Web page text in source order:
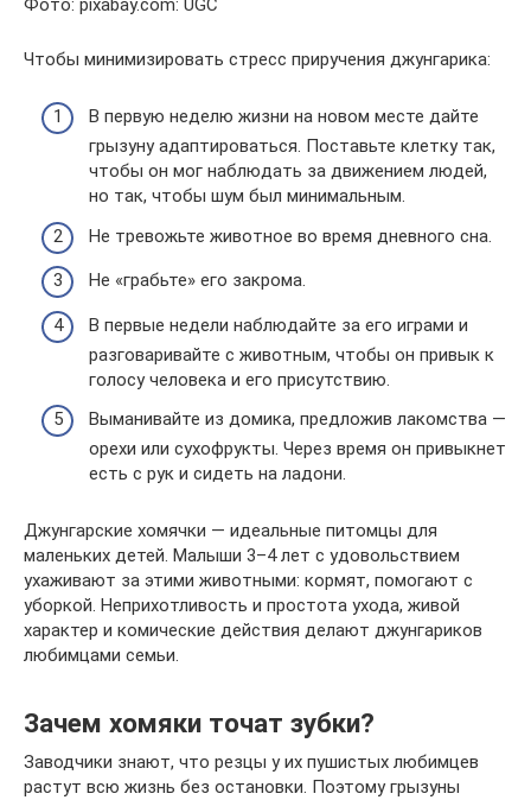
Фото: pixabay.com: UGC
Чтобы минимизировать стресс приручения джунгарика:
В первую неделю жизни на новом месте дайте
грызуну адаптироваться. Поставьте клетку так,
чтобы он мог наблюдать за движением людей,
но так, чтобы шум был минимальным.
Не тревожьте животное во время дневного сна.
Не «грабьте» его закрома.
В первые недели наблюдайте за его играми и
разговаривайте с животным, чтобы он привык к
голосу человека и его присутствию.
Выманивайте из домика, предложив лакомства —
орехи или сухофрукты. Через время он привыкнет
есть с рук и сидеть на ладони.
Джунгарские хомячки — идеальные питомцы для
маленьких детей. Малыши 3–4 лет с удовольствием
ухаживают за этими животными: кормят, помогают с
уборкой. Неприхотливость и простота ухода, живой
характер и комические действия делают джунгариков
любимцами семьи.
Зачем хомяки точат зубки?
Заводчики знают, что резцы у их пушистых любимцев
растут всю жизнь без остановки. Поэтому грызуны